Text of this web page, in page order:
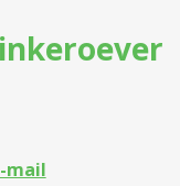
mail